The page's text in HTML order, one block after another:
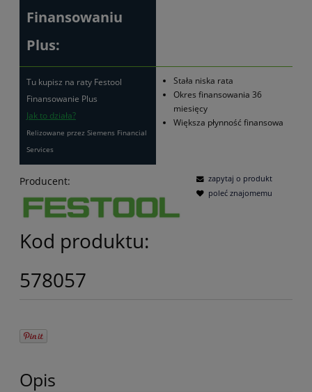
Finansowaniu
Plus:
Tu kupisz na raty Festool
Finansowanie Plus
Jak to działa?
Relizowane przez Siemens Financial
Services
Stała niska rata
Okres finansowania 36
miesięcy
Większa płynność finansowa
Producent:
Kod produktu:
578057
zapytaj o produkt
poleć znajomemu
Opis